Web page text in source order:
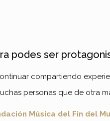
podes ser
compartiendo
personas que de otra
Música del Fin del